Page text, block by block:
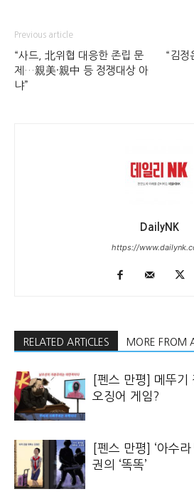
Previous article
“사드, 北위협 대응한 존립 문
제…親美·親中 등 정쟁대상 아
냐”
“김정
DailyNK
https://
RELATED ARTICLES MORE FROM
[펜스 만평] 메뚜
오징어 게임?
[펜스 만평] ‘아수
권의 ‘똑똑’